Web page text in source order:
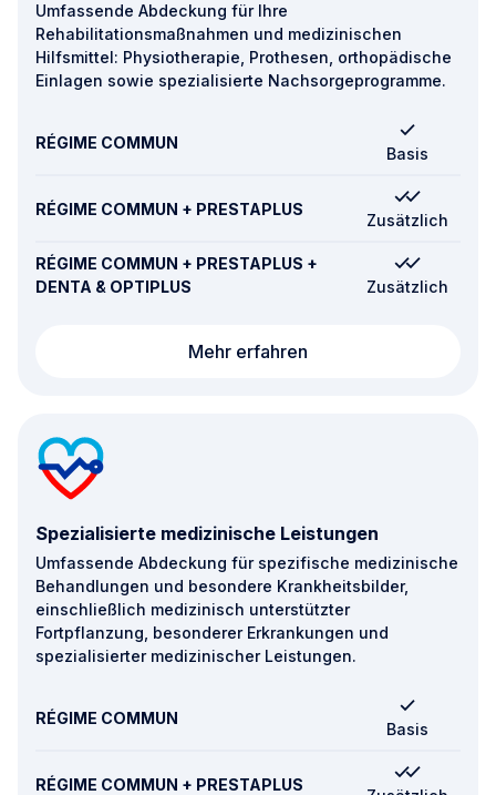
Umfassende Abdeckung für Ihre
Rehabilitationsmaßnahmen und medizinischen
Hilfsmittel: Physiotherapie, Prothesen, orthopädische
Einlagen sowie spezialisierte Nachsorgeprogramme.
RÉGIME COMMUN
Basis
RÉGIME COMMUN + PRESTAPLUS
Zusätzlich
RÉGIME COMMUN + PRESTAPLUS +
DENTA & OPTIPLUS
Zusätzlich
Mehr erfahren
Spezialisierte medizinische Leistungen
Umfassende Abdeckung für spezifische medizinische
Behandlungen und besondere Krankheitsbilder,
einschließlich medizinisch unterstützter
Fortpflanzung, besonderer Erkrankungen und
spezialisierter medizinischer Leistungen.
RÉGIME COMMUN
Basis
RÉGIME COMMUN + PRESTAPLUS